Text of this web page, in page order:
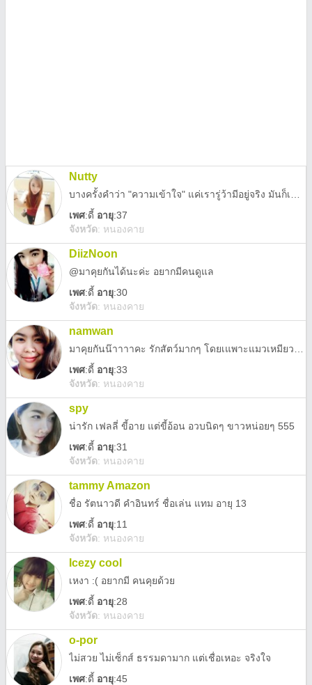
Nutty
เพศ:ดี้ อายุ:37
จังหวัด: หนองคาย
DiizNoon
@มาคุยกันได้นะค่ะ อยากมีคนดูแล
เพศ:ดี้ อายุ:30
จังหวัด: หนองคาย
namwan
เพศ:ดี้ อายุ:33
จังหวัด: หนองคาย
spy
น่ารัก เฟลลี่ ขี้อาย แต่ขี้อ้อน อวบนิดๆ ขาวหน่อยๆ 555
เพศ:ดี้ อายุ:31
จังหวัด: หนองคาย
tammy Amazon
ชื่อ รัตนาวดี คำอินทร์ ชื่อเล่น แทม อายุ 13
เพศ:ดี้ อายุ:11
จังหวัด: หนองคาย
Icezy cool
เหงา :( อยากมี คนคุยด้วย
เพศ:ดี้ อายุ:28
จังหวัด: หนองคาย
o-por
ไม่สวย ไม่เซ็กส์ ธรรมดามาก แต่เชื่อเหอะ จริงใจ
เพศ:ดี้ อายุ:45